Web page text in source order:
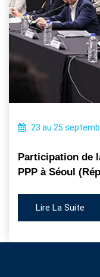
23 au 25
Participation de
PPP à Séoul
Lire La Suite